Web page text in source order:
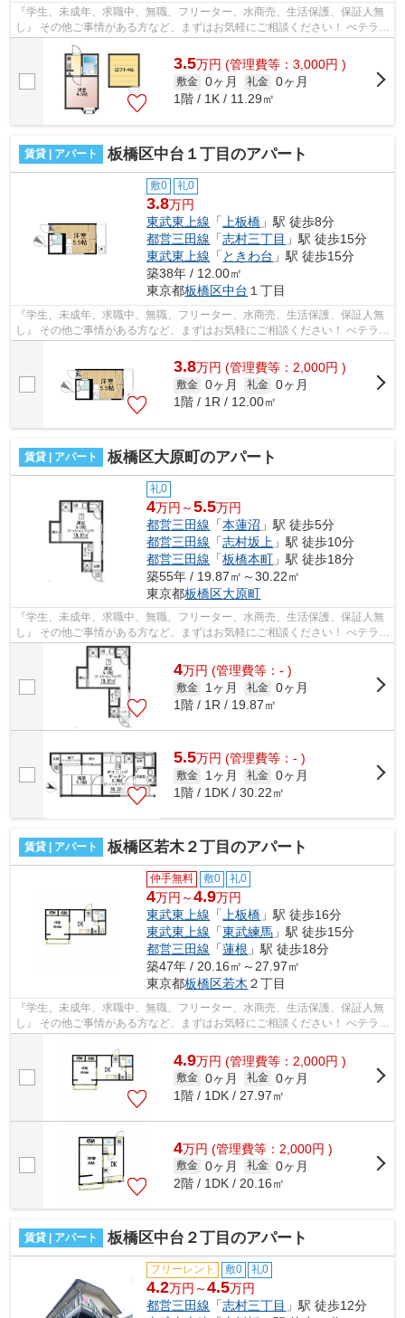
『学生、未成年、求職中、無職、フリーター、水商売、生活保護、保証人無
し』 その他ご事情がある方など、まずはお気軽にご相談ください！ べテラン
スタッフが対応致しますのでご希望...
3.5万円 (管理費等：3,000円 )
敷金 0ヶ月 礼金 0ヶ月
1階 / 1K / 11.29㎡
賃貸 | アパート 板橋区中台１丁目のアパート
敷0 礼0
3.8万円
東武東上線 「 上板橋 」駅 徒歩8分
都営三田線 「志村三丁目 」駅 徒歩15分
東武東上線 「 ときわ台 」駅 徒歩15分
築38年 / 12.00㎡
東京都板橋区中台 １丁目
『学生、未成年、求職中、無職、フリーター、水商売、生活保護、保証人無
し』 その他ご事情がある方など、まずはお気軽にご相談ください！ べテラン
スタッフが対応致しますのでご希望...
3.8万円 (管理費等：2,000円 )
敷金 0ヶ月 礼金 0ヶ月
1階 / 1R / 12.00㎡
賃貸 | アパート 板橋区大原町のアパート
礼0
4万円～5.5万円
都営三田線 「本蓮沼 」駅 徒歩5分
都営三田線 「志村坂上 」駅 徒歩10分
都営三田線 「板橋本町 」駅 徒歩18分
築55年 / 19.87㎡～30.22㎡
東京都板橋区大原町
『学生、未成年、求職中、無職、フリーター、水商売、生活保護、保証人無
し』 その他ご事情がある方など、まずはお気軽にご相談ください！ べテラン
スタッフが対応致しますのでご希望...
4万円 (管理費等：- )
敷金 1ヶ月 礼金 0ヶ月
1階 / 1R / 19.87㎡
5.5万円 (管理費等：- )
敷金 1ヶ月 礼金 0ヶ月
1階 / 1DK / 30.22㎡
賃貸 | アパート 板橋区若木２丁目のアパート
仲手無料 敷0 礼0
4万円～4.9万円
東武東上線 「上板橋 」駅 徒歩16分
東武東上線 「東武練馬 」駅 徒歩15分
都営三田線 「蓮根 」駅 徒歩18分
築47年 / 20.16㎡～27.97㎡
東京都板橋区若木 ２丁目
『学生、未成年、求職中、無職、フリーター、水商売、生活保護、保証人無
し』 その他ご事情がある方など、まずはお気軽にご相談ください！ べテラン
4.9万円 (管理費等：2,000円 )
敷金 0ヶ月 礼金 0ヶ月
1階 / 1DK / 27.97㎡
4万円 (管理費等：2,000円 )
敷金 0ヶ月 礼金 0ヶ月
2階 / 1DK / 20.16㎡
賃貸 | アパート 板橋区中台２丁目のアパート
フリーレント 敷0 礼0
4.2万円～4.5万円
都営三田線 「志村三丁目 」駅 徒歩12分